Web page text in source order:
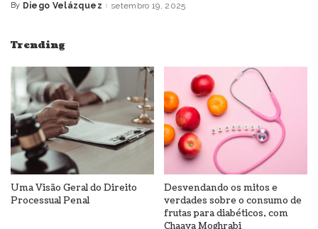
Posted
By Diego Velázquez setembro 19, 2025
Trending
Uma Visão Geral do Direito
Processual Penal
Desvendando os mitos e
verdades sobre o consumo de
frutas para diabéticos, com
Chaaya Moghrabi